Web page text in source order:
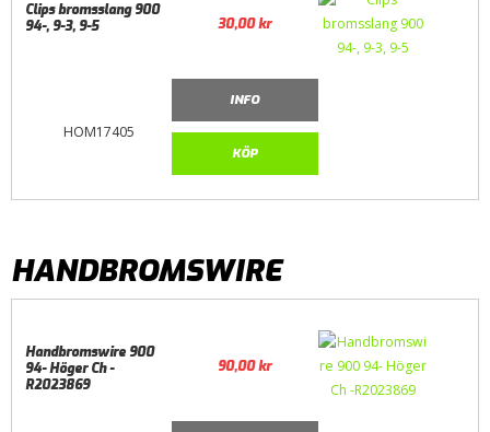
HOM17405
Clips bromsslang 900
94-, 9-3, 9-5
30,00kr
INFO
KÖP
HANDBROMSWIRE
Handbromswire 900
94- Höger Ch -
R2023869
90,00kr